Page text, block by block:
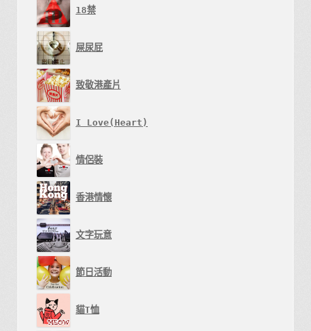
18禁
屎尿屁
致敬港產片
I Love(Heart)
情侶裝
香港情懷
文字玩意
節日活動
貓T恤